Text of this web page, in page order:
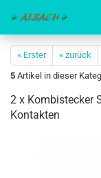
« Erster « zurück
5 Artikel in dieser
2 x Kombistecker
Kontakten